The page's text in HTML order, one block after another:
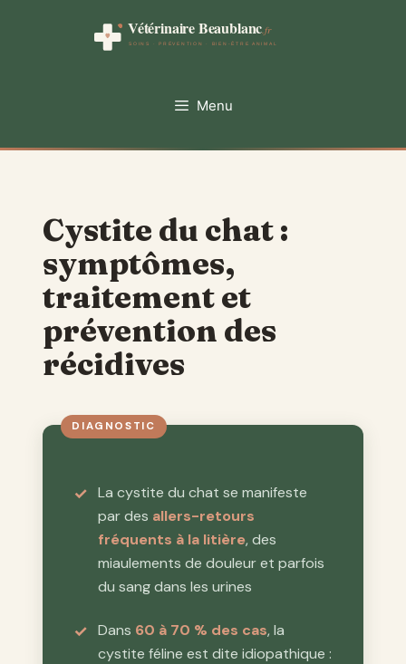
Menu
Cystite du chat :
symptômes,
traitement et
prévention des
récidives
La cystite du chat se manifeste
par des allers-retours
fréquents à la litière, des
miaulements de douleur et parfois
du sang dans les urines
Dans 60 à 70 % des cas, la
cystite féline est dite idiopathique :